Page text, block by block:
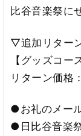
比谷音楽祭に
▽追加リター
【グッズコ
リターン価格
●お礼のメー
●日比谷音楽